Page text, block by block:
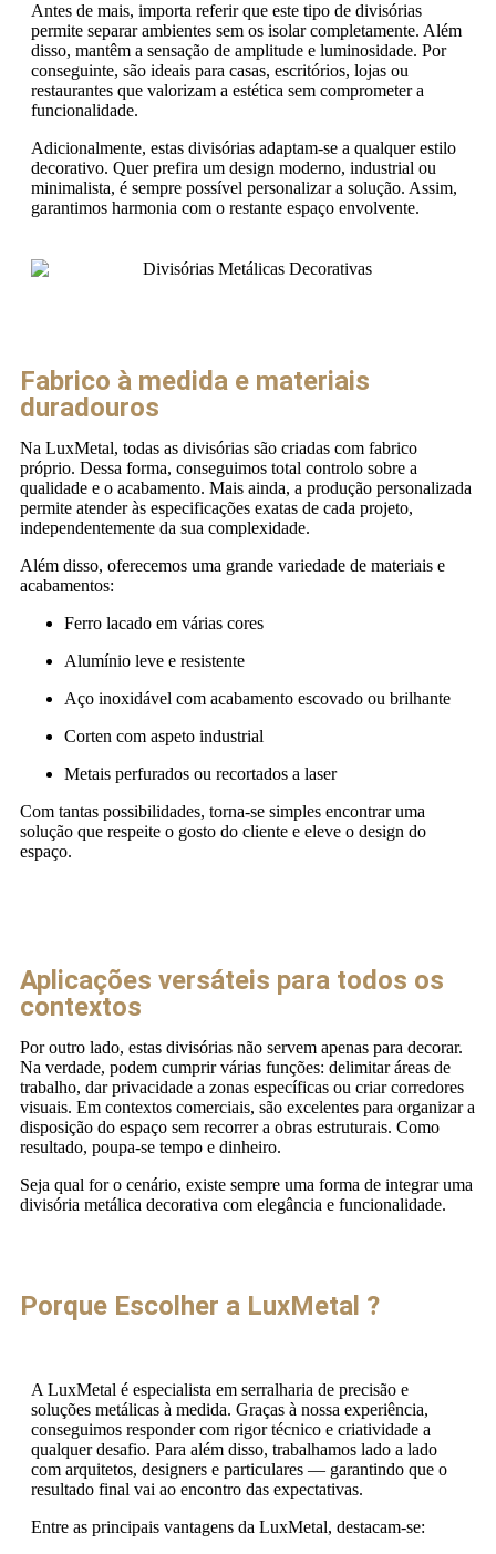
Antes de mais, importa referir que este tipo de divisórias
permite separar ambientes sem os isolar completamente. Além
disso, mantêm a sensação de amplitude e luminosidade. Por
conseguinte, são ideais para casas, escritórios, lojas ou
restaurantes que valorizam a estética sem comprometer a
funcionalidade.
Adicionalmente, estas divisórias adaptam-se a qualquer estilo
decorativo. Quer prefira um design moderno, industrial ou
minimalista, é sempre possível personalizar a solução. Assim,
garantimos harmonia com o restante espaço envolvente.
Fabrico à medida e materiais
duradouros
Na LuxMetal, todas as divisórias são criadas com fabrico
próprio. Dessa forma, conseguimos total controlo sobre a
qualidade e o acabamento. Mais ainda, a produção personalizada
permite atender às especificações exatas de cada projeto,
independentemente da sua complexidade.
Além disso, oferecemos uma grande variedade de materiais e
acabamentos:
Ferro lacado em várias cores
Alumínio leve e resistente
Aço inoxidável com acabamento escovado ou brilhante
Corten com aspeto industrial
Metais perfurados ou recortados a laser
Com tantas possibilidades, torna-se simples encontrar uma
solução que respeite o gosto do cliente e eleve o design do
espaço.
Aplicações versáteis para todos os
contextos
Por outro lado, estas divisórias não servem apenas para decorar.
Na verdade, podem cumprir várias funções: delimitar áreas de
trabalho, dar privacidade a zonas específicas ou criar corredores
visuais. Em contextos comerciais, são excelentes para organizar a
disposição do espaço sem recorrer a obras estruturais. Como
resultado, poupa-se tempo e dinheiro.
Seja qual for o cenário, existe sempre uma forma de integrar uma
divisória metálica decorativa com elegância e funcionalidade.
Porque Escolher a LuxMetal ?
A LuxMetal é especialista em serralharia de precisão e
soluções metálicas à medida. Graças à nossa experiência,
conseguimos responder com rigor técnico e criatividade a
qualquer desafio. Para além disso, trabalhamos lado a lado
com arquitetos, designers e particulares — garantindo que o
resultado final vai ao encontro das expectativas.
Entre as principais vantagens da LuxMetal, destacam-se: